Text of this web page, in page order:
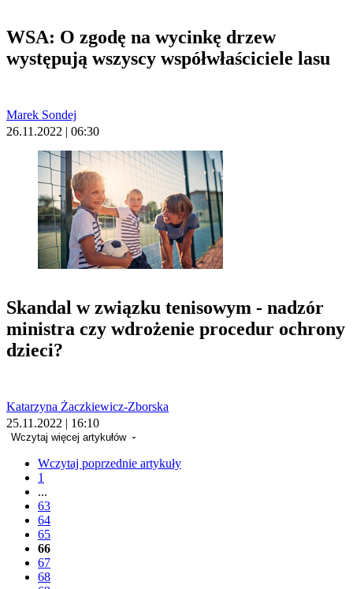
WSA: O zgodę na wycinkę drzew
występują wszyscy współwłaściciele lasu
Marek Sondej
26.11.2022 | 06:30
Skandal w związku tenisowym - nadzór
ministra czy wdrożenie procedur ochrony
dzieci?
Katarzyna Żaczkiewicz-Zborska
25.11.2022 | 16:10
Wczytaj więcej artykułów
Wczytaj poprzednie artykuły
1
...
63
64
65
66
67
68